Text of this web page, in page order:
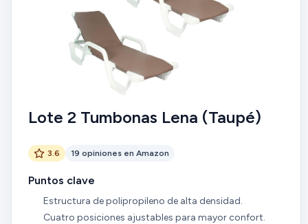
Lote 2 Tumbonas Lena (Taupé)
3.6 19 opiniones en Amazon
Puntos clave
Estructura de polipropileno de alta densidad.
Cuatro posiciones ajustables para mayor confort.